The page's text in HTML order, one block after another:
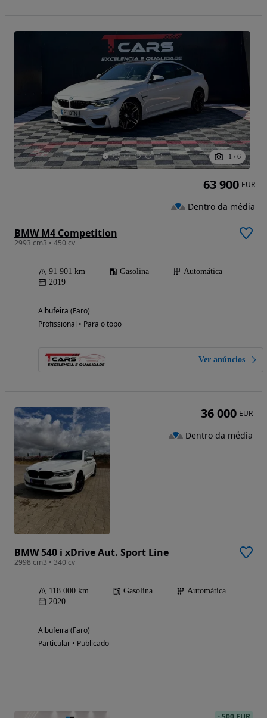
1 / 6
BMW M4 Competition
2993 cm3 • 450 cv
91 901 km Gasolina
Automática
2019
Albufeira (Faro)
Profissional • Para o topo
Ver anúncios
63 900 EUR
Dentro da média
BMW 540 i xDrive Aut. Sport Line
2998 cm3 • 340 cv
118 000 km Gasolina
Automática
2020
Albufeira (Faro)
Particular • Publicado
36 000 EUR
Dentro da média